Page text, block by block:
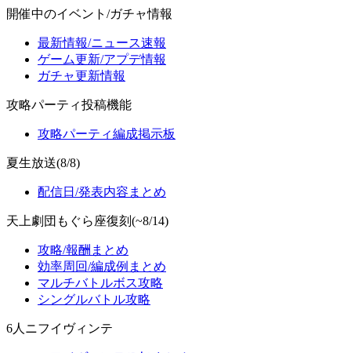
開催中のイベント/ガチャ情報
最新情報/ニュース速報
ゲーム更新/アプデ情報
ガチャ更新情報
攻略パーティ投稿機能
攻略パーティ編成掲示板
夏生放送(8/8)
配信日/発表内容まとめ
天上劇団もぐら座復刻(~8/14)
攻略/報酬まとめ
効率周回/編成例まとめ
マルチバトルボス攻略
シングルバトル攻略
6人ニフイヴィンテ